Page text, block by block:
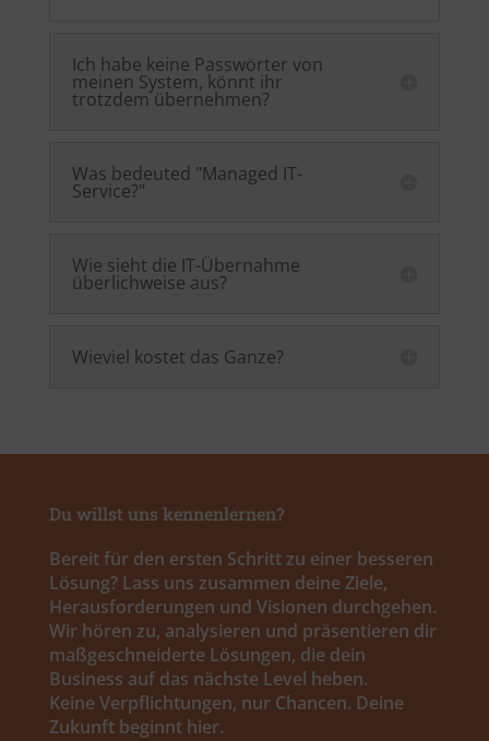
Ich habe keine Passwörter von
meinen System, könnt ihr
trotzdem übernehmen?
Was bedeuted "Managed IT-
Service?"
Wie sieht die IT-Übernahme
überlichweise aus?
Wieviel kostet das Ganze?
Du willst uns kennenlernen?
Bereit für den ersten Schritt zu einer besseren
Lösung? Lass uns zusammen deine Ziele,
Herausforderungen und Visionen durchgehen.
Wir hören zu, analysieren und präsentieren dir
maßgeschneiderte Lösungen, die dein
Business auf das nächste Level heben.
Keine Verpflichtungen, nur Chancen. Deine
Zukunft beginnt hier.